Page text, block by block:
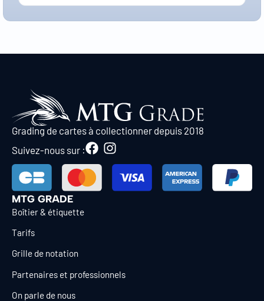
Grading de cartes à collectionner depuis 2018
Suivez-nous sur :
MTG GRADE
Boîtier & étiquette
Tarifs
Grille de notation
Partenaires et professionnels
On parle de nous